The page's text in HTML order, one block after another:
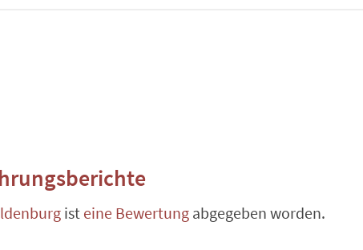
ist eine Bewertung abgegeben worden.